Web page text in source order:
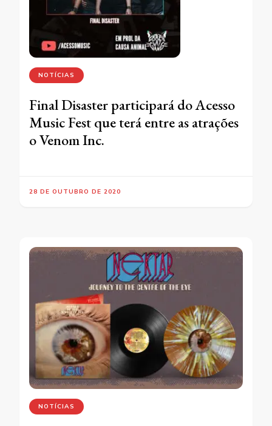
NOTÍCIAS
Final Disaster participará do Acesso
Music Fest que terá entre as atrações
o Venom Inc.
28 DE OUTUBRO DE 2020
NOTÍCIAS